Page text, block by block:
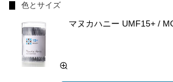
色とサイズ
マヌカハニー UMF15+ /